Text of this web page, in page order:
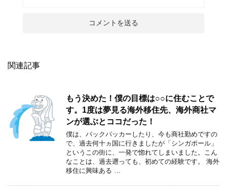
関連記事
もう決めた！僕の目標は○○に住むことで
す。1度は夢見る海外移住先、海外商社マ
ンが選ぶとココだった！
僕は、バックパッカーしたり、今も商社勤めですの
で、過去何十ヵ国に行きましたが「シンガポール」
というこの街に、一発で惚れてしまいました。こん
なことは、過去遡っても、初めての経験です。 海外
移住に興味ある …